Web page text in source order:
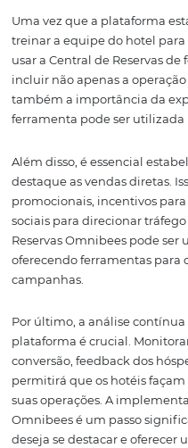
Além disso, a Central de
ofereçam opções de
escolha de quartos.
experiência do hóspede
ajudam a otimizar o
Por fim, a coleta e
ajudam os hotéis a
pode ser melhorado.
hoteleiros podem fazer
mais a experiência do
Central